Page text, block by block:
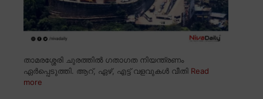
താമരശ്ശേരി ചുരത്തിൽ ഗതാഗത നിയന്ത്രണം
ഏർപ്പെടുത്തി. ആറ്, ഏഴ്, എട്ട് വളവുകൾ വീതി Read
more